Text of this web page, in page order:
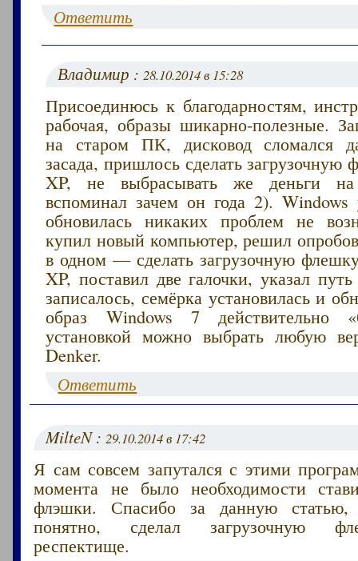
Ответить
Владимир :28.10.2014 в 15:28
Присоединюсь к благодарностям,
рабочая, образы шикарно-полезные.
на старом ПК, дисковод сломался
засада, пришлось сделать загрузочную
XP, не выбрасывать же деньги
вспоминал зачем он года 2). Windows
обновилась никаких проблем не
купил новый компьютер, решил
в одном — сделать загрузочную
XP, поставил две галочки, указал
записалось, семёрка установилась и
образ Windows 7 действительно
установкой можно выбрать любую
Denker.
Ответить
MilteN :29.10.2014 в 17:42
Я сам совсем запутался с этими
момента не было необходимости
флэшки. Спасибо за данную
понятно, сделал загрузочную
респектище.